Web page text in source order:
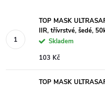
TOP MASK
IIR, třívrstvé, šedé,
Skladem
103 Kč
TOP MASK